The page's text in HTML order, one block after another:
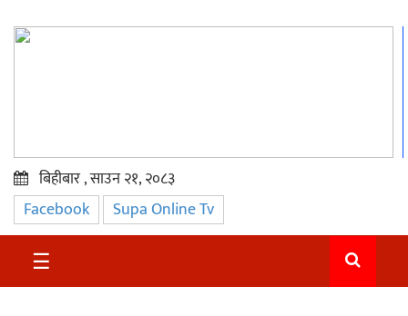
प्रमुख
समाचार
सुदुर
बिहीबार , साउन २१, २०८३
Facebook Supa Online Tv
☰